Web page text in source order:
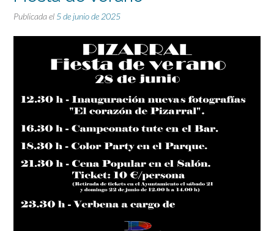
Publicada el 5 de junio de 2025